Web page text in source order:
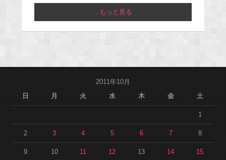
...もっと見る
2011年10月
日
月 火 水 木 金 土
1
2 3 4 5 6 7 8
9 10 11 12 13 14 15